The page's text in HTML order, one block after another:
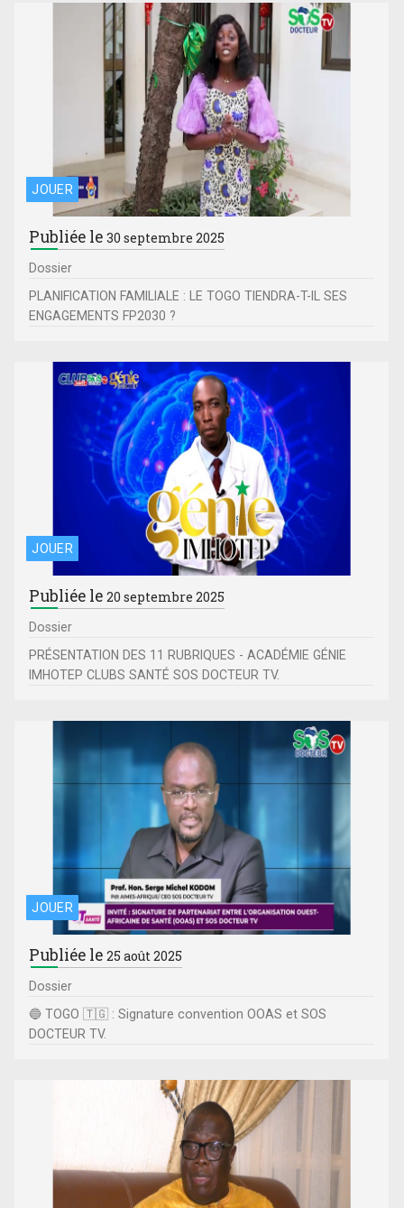
JOUER
Publiée le30 septembre 2025
Dossier
PLANIFICATION FAMILIALE : LE TOGO TIENDRA-T-IL SES
ENGAGEMENTS FP2030 ?
JOUER
Publiée le20 septembre 2025
Dossier
PRÉSENTATION DES 11 RUBRIQUES - ACADÉMIE GÉNIE
IMHOTEP CLUBS SANTÉ SOS DOCTEUR TV.
JOUER
Publiée le25 août 2025
Dossier
🔵 TOGO 🇹🇬 : Signature convention OOAS et SOS
DOCTEUR TV.